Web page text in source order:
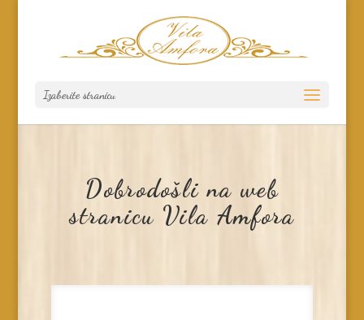
Izaberite stranicu
Dobrodošli na web
stranicu Vila Amfora